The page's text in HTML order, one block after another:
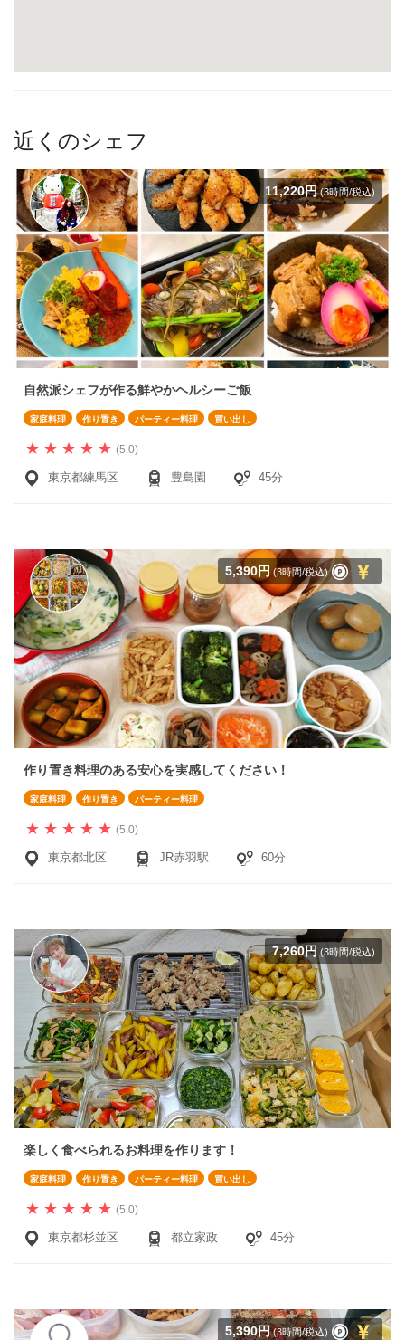
近くのシェフ
11,220円(3時間/税込)
自然派シェフが作る鮮やかヘルシーご飯
家庭料理 作り置き パーティー料理 買い出し
(5.0)
東京都練馬区 豊島園 45分
5,390円 (3時間/税込)
作り置き料理のある安心を実感してください！
家庭料理 作り置き パーティー料理
(5.0)
東京都北区 JR赤羽駅 60分
7,260円 (3時間/税込)
楽しく食べられるお料理を作ります！
家庭料理 作り置き パーティー料理 買い出し
(5.0)
東京都杉並区 都立家政 45分
5,390円(3時間/税込)